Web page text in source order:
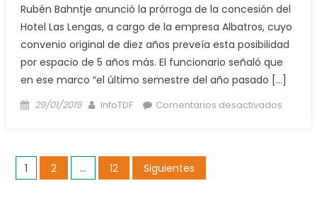
Rubén Bahntje anunció la prórroga de la concesión del
Hotel Las Lengas, a cargo de la empresa Albatros, cuyo
convenio original de diez años preveía esta posibilidad
por espacio de 5 años más. El funcionario señaló que
en ese marco “el último semestre del año pasado […]
Posted
29/01/2019 Author
InfoTDF Comentarios desactivadosen
Paginación
1 2 … 12 Siguientes